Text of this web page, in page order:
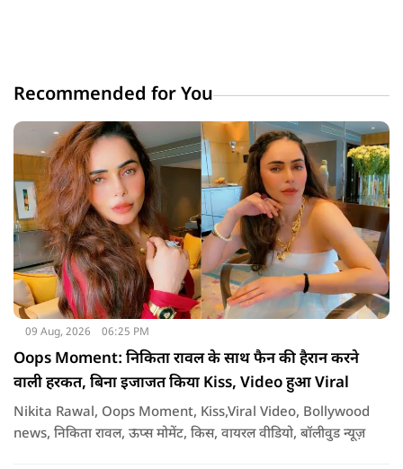
Recommended for You
09 Aug, 2026 06:25 PM
Oops Moment: निकिता रावल के साथ फैन की हैरान करने
वाली हरकत, बिना इजाजत किया Kiss, Video हुआ Viral
Nikita Rawal, Oops Moment, Kiss,Viral Video, Bollywood
news, निकिता रावल, ऊप्स मोमेंट, किस, वायरल वीडियो, बॉलीवुड न्यूज़